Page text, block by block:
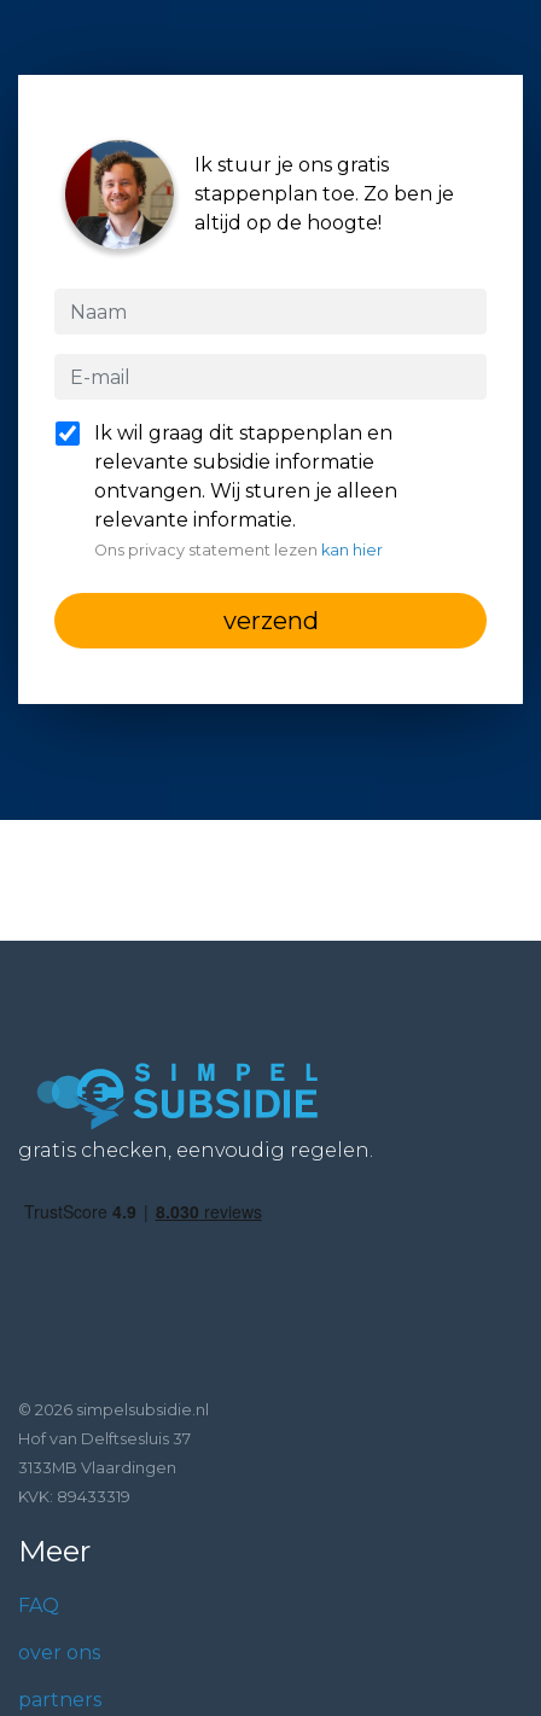
Ik stuur je ons gratis
stappenplan toe. Zo ben je
altijd op de hoogte!
Ik wil graag dit stappenplan en
relevante subsidie informatie
ontvangen. Wij sturen je alleen
relevante informatie.
Ons privacy statement lezen kan hier
verzend
gratis checken, eenvoudig regelen.
© 2026 simpelsubsidie.nl
Hof van Delftsesluis 37
3133MB Vlaardingen
KVK: 89433319
Meer
FAQ
over ons
partners